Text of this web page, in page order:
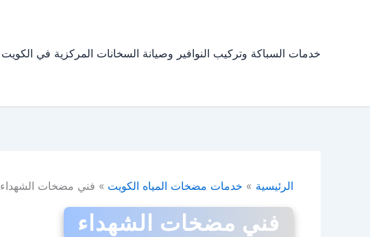
خدمات السباكة وتركيب النوافير وصيانة السخانات المركزية في الكويت
الرئيسية خدمات مضخات المياه الكويت فني مضخات الشهداء
فني مضخات الشهداء